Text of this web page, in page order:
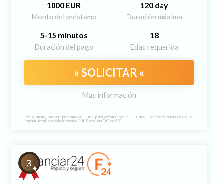
1000 EUR
Monto del préstamo
120 day
Duración máxima
5-15 minutos
Duración del pago
18
Edad requerida
» SOLICITAR «
Más información
Por ejemplo, para un préstamo de 300€ para devolución en 120 días, los costos serán de 0€, el
importe total a devolver será de 300€ con una TAE de 0%.